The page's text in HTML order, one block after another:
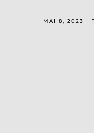
MAI 8, 2023 |